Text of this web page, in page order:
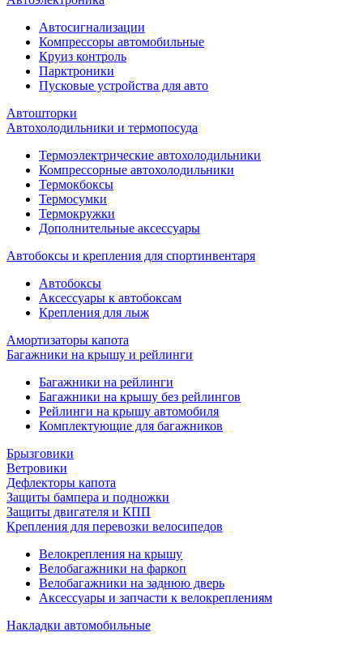
Автосигнализации
Компрессоры автомобильные
Круиз контроль
Парктроники
Пусковые устройства для авто
Автошторки
Автохолодильники и термопосуда
Термоэлектрические автохолодильники
Компрессорные автохолодильники
Термокбоксы
Термосумки
Термокружки
Дополнительные аксессуары
Автобоксы и крепления для спортинвентаря
Автобоксы
Аксессуары к автобоксам
Крепления для лыж
Амортизаторы капота
Багажники на крышу и рейлинги
Багажники на рейлинги
Багажники на крышу без рейлингов
Рейлинги на крышу автомобиля
Комплектующие для багажников
Брызговики
Ветровики
Дефлекторы капота
Защиты бампера и подножки
Защиты двигателя и КПП
Крепления для перевозки велосипедов
Велокрепления на крышу
Велобагажники на фаркоп
Велобагажники на заднюю дверь
Аксессуары и запчасти к велокреплениям
Накладки автомобильные